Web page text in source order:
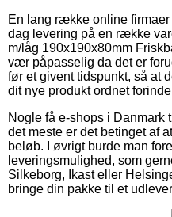
En lang række online
dag levering på en række
m/låg 190x190x80mm
vær påpasselig da det er
før et givent tidspunkt, så at
dit nye produkt ordnet
Nogle få e-shops i Danmark
det meste er det betinget af
beløb. I øvrigt burde man
leveringsmulighed, som
Silkeborg, Ikast eller
bringe din pakke til et